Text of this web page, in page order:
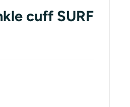
cuff SURF